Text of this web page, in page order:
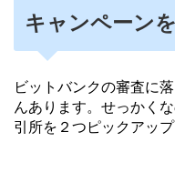
キャンペーン
ビットバンクの審査に
んあります。せっかく
引所を２つピックアップ